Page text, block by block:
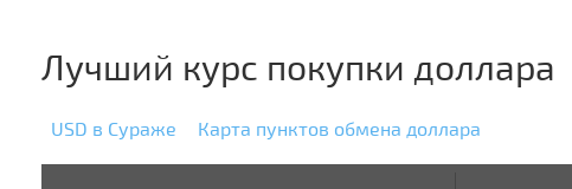
Лучший курс покупки доллара
USD в Сураже Карта пунктов обмена доллара